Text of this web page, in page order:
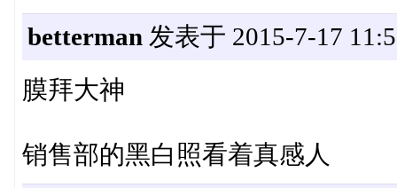
betterman 发表于 2015-7-17
膜拜大神
销售部的黑白照看着真感人